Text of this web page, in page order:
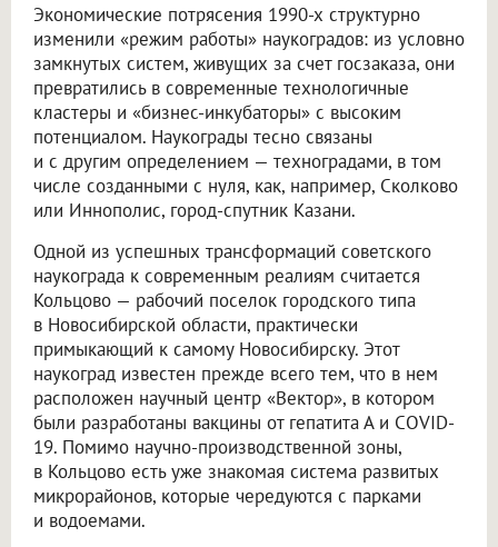
Экономические потрясения 1990-х структурно
изменили «режим работы» наукоградов: из условно
замкнутых систем, живущих за счет госзаказа, они
превратились в современные технологичные
кластеры и «бизнес-инкубаторы» с высоким
потенциалом. Наукограды тесно связаны
и с другим определением — техноградами, в том
числе созданными с нуля, как, например, Сколково
или Иннополис, город-спутник Казани.
Одной из успешных трансформаций советского
наукограда к современным реалиям считается
Кольцово — рабочий поселок городского типа
в Новосибирской области, практически
примыкающий к самому Новосибирску. Этот
наукоград известен прежде всего тем, что в нем
расположен научный центр «Вектор», в котором
были разработаны вакцины от гепатита А и COVID-
19. Помимо научно-производственной зоны,
в Кольцово есть уже знакомая система развитых
микрорайонов, которые чередуются с парками
и водоемами.